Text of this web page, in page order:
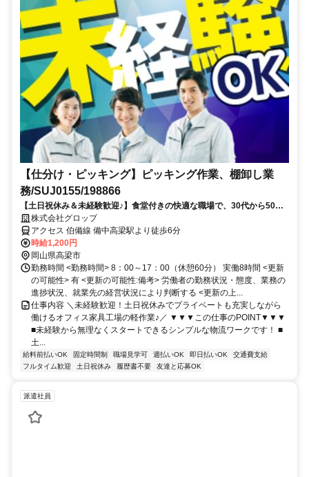
【仕分け・ピッキング】ピッキング作業、棚卸し業
務/SUJ0155/198866
【土日祝休み＆未経験歓迎♪】食堂付きの快適な職場で、30代から50代
と一緒に無理なく働きませんか！
株式会社グロップ
アクセス 伯備線 備中高梁駅より徒歩6分
時給1,200円
岡山県高梁市
勤務時間 <勤務時間> 8：00～17：00（休憩60分） 実働8時間 <更新
の可能性> 有 <更新の可能性:備考> 労働者の勤務状況・態度、業務の
進捗状況、就業先の経営状況により判断する <更新の上...
仕事内容 ＼未経験歓迎！土日祝休みでプライベートも充実しながら
働けるオフィス家具工場の軽作業♪／ ▼▼▼この仕事のPOINT▼▼▼
■未経験から無理なくスタートできるシンプルな物流ワークです！ ■
土...
給料前払いOK 固定時間制 職場見学可 週払いOK 即日払いOK
交通費支給
フルタイム歓迎
土日祝休み 履歴書不要 友達と応募OK
派遣社員